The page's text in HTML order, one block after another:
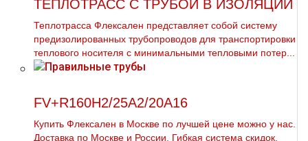
ТЕПЛОТРАСС С ТРУБОЙ В ИЗОЛЯЦИИ
Теплотрасса Флексален представляет собой систему
предизолированных трубопроводов для транспортировки
теплового носителя с минимальными тепловыми потер...
FV+R160H2/25A2/20A16
Купить Флексален в Москве по лучшей цене можно у нас.
Доставка по Москве и России. Гибкая система скидок.